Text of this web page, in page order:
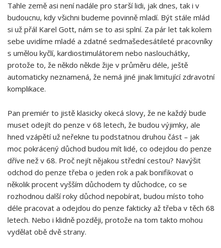
Tahle země asi není nadále pro starší lidi, jak dnes, tak i v
budoucnu, kdy všichni budeme povinně mladí. Být stále mlád
si už přál Karel Gott, nám se to asi splní. Za pár let tak kolem
sebe uvidíme mladé a zdatné sedmašedesátileté pracovníky
s umělou kyčlí, kardiostimulátorem nebo naslouchátky,
protože to, že někdo někde žije v průměru déle, ještě
automaticky neznamená, že nemá jiné jinak limitující zdravotní
komplikace.
Pan premiér to jistě klasicky okecá slovy, že ne každý bude
muset odejít do penze v 68 letech, že budou výjimky, ale
hned vzápětí už neřekne tu podstatnou druhou část – jak
moc pokrácený důchod budou mít lidé, co odejdou do penze
dříve než v 68. Proč nejít nějakou střední cestou? Navýšit
odchod do penze třeba o jeden rok a pak bonifikovat o
několik procent vyšším důchodem ty důchodce, co se
rozhodnou další roky důchod nepobírat, budou místo toho
déle pracovat a odejdou do penze fakticky až třeba v těch 68
letech. Nebo i klidně později, protože na tom takto mohou
vydělat obě dvě strany.